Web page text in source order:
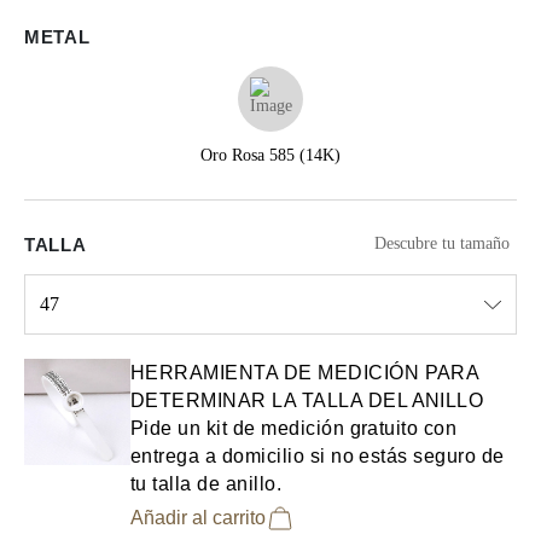
METAL
Oro Rosa 585 (14K)
TALLA Descubre tu tamaño
47
HERRAMIENTA DE MEDICIÓN PARA
DETERMINAR LA TALLA DEL ANILLO
Pide un kit de medición gratuito con
entrega a domicilio si no estás seguro de
tu talla de anillo.
Añadir al carrito